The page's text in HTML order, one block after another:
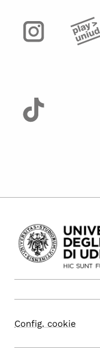
Config. cookie